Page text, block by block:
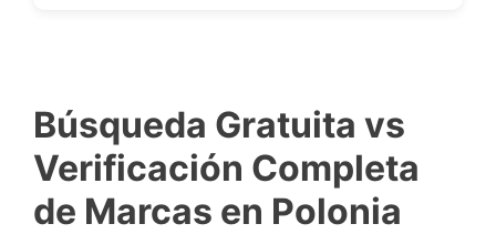
Búsqueda Gratuita vs
Verificación Completa
de Marcas en Polonia